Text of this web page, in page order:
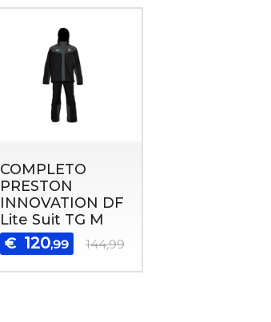
COMPLETO
PRESTON
INNOVATION DF
Lite Suit TG M
€ 120,99 144,99